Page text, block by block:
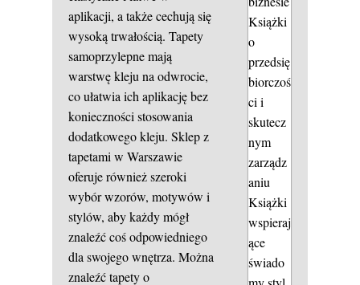
aplikacji, a także cechują się
wysoką trwałością. Tapety
samoprzylepne mają
warstwę kleju na odwrocie,
co ułatwia ich aplikację bez
konieczności stosowania
dodatkowego kleju. Sklep z
tapetami w Warszawie
oferuje również szeroki
wybór wzorów, motywów i
stylów, aby każdy mógł
znaleźć coś odpowiedniego
dla swojego wnętrza. Można
znaleźć tapety o
Książki
o
przedsię
biorczoś
ci i
skutecz
nym
zarządz
aniu
Książki
wspieraj
ące
świado